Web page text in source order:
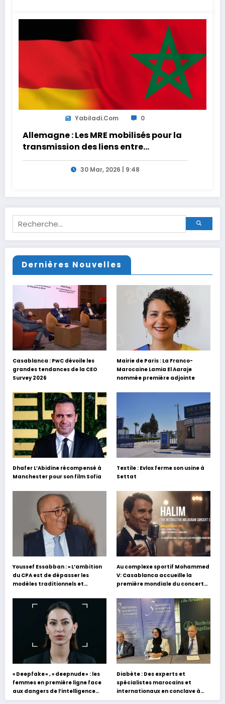
Yabiladi.com 0
Allemagne : Les MRE mobilisés pour la
transmission des liens entre
générations
30 Mar, 2026 | 9:48
Dernières Nouvelles
Casablanca : PwC dévoile les
grandes tendances de la CEO
Survey 2026
Mairie de Paris : La Franco-
Marocaine Lamia El Aaraje
nommée première adjointe
Dhafer L’Abidine récompensé à
Manchester pour son film Sofia
Textile : Evlox ferme son usine à
Settat
Youssef Essabban : « L’ambition
du CPA est de dépasser les
modèles traditionnels et
s’appuyant sur le partage des
expériences »
Au complexe sportif Mohammed
V: Casablanca accueille la
première mondiale du concert
Hafez
« Deepfake » , « deepnude » : les
femmes en première ligne face
aux dangers de l’intelligence
artificielle
Diabète : Des experts et
spécialistes marocains et
internationaux en conclave à
Tanger